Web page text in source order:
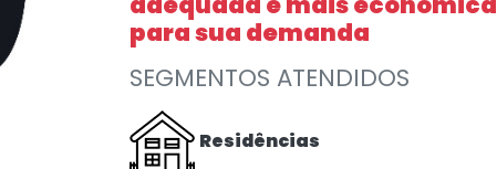
para sua demanda
SEGMENTOS ATENDIDOS
Residências